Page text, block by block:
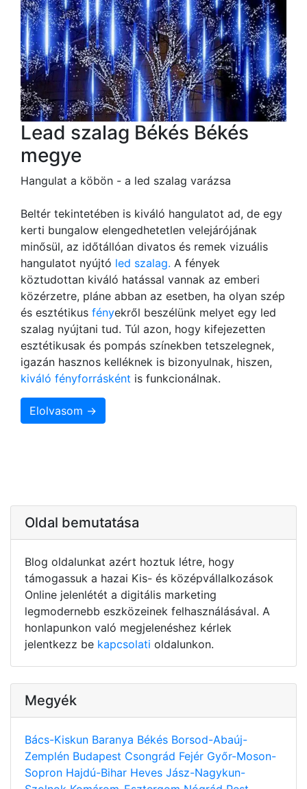
Lead szalag Békés Békés
megye
Hangulat a köbön - a led szalag varázsa
Beltér tekintetében is kiváló hangulatot ad, de egy
kerti bungalow elengedhetetlen velejárójának
minősül, az időtállóan divatos és remek vizuális
hangulatot nyújtó led szalag. A fények
köztudottan kiváló hatással vannak az emberi
közérzetre, pláne abban az esetben, ha olyan szép
és esztétikus fényekről beszélünk melyet egy led
szalag nyújtani tud. Túl azon, hogy kifejezetten
esztétikusak és pompás színekben tetszelegnek,
igazán hasznos kelléknek is bizonyulnak, hiszen,
kiváló fényforrásként is funkcionálnak.
Elolvasom →
Oldal bemutatása
Blog oldalunkat azért hoztuk létre, hogy
támogassuk a hazai Kis- és középvállalkozások
Online jelenlétét a digitális marketing
legmodernebb eszközeinek felhasználásával. A
honlapunkon való megjelenéshez kérlek
jelentkezz be kapcsolati oldalunkon.
Megyék
Bács-Kiskun Baranya Békés Borsod-Abaúj-
Zemplén Budapest Csongrád Fejér Győr-Moson-
Sopron Hajdú-Bihar Heves Jász-Nagykun-